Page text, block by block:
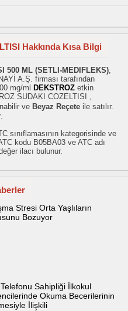
Hakkında Kısa Bilgi
500 ML (SETLI-MEDIFLEKS)
A.Ş. firması tarafından
mg/ml
DEKSTROZ etkin
SUDAKI COZELTISI ,
ve Beyaz Reçete ile satılır.
sınıflamasının kategorisinde ve
kodu B05BA03 ve ATC adı
ilacı bulunur.
Stresi Orta Yaşlıların
Bozuyor
Sahipliği İlkokul
Okuma Becerilerinin
İlişkili